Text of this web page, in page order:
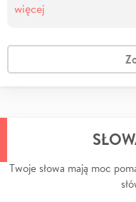
więcej
Twoje słowa mają moc